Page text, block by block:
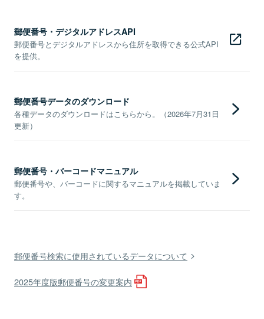
郵便番号・デジタルアドレスAPI
郵便番号とデジタルアドレスから住所を取得できる公式API
を提供。
郵便番号データのダウンロード
各種データのダウンロードはこちらから。（2026年7月31日
更新）
郵便番号・バーコードマニュアル
郵便番号や、バーコードに関するマニュアルを掲載していま
す。
郵便番号検索に使用されているデータについて
2025年度版郵便番号の変更案内